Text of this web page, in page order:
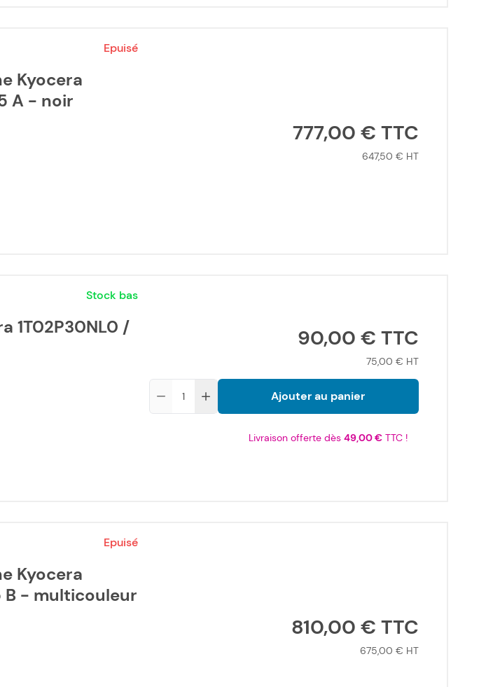
Epuisé
Kyocera
A - noir
777,00 €
647,50 €
Stock bas
1T02P30NL0 /
90,00 €
75,00 €
Ajouter au panier
Livraison offerte dès 49,00 €TTC !
Epuisé
Kyocera
B - multicouleur
810,00 €
675,00 €